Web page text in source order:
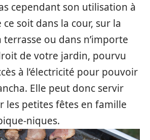
cependant son utilisation à
ce soit dans la cour, sur la
ou dans n’importe
de votre jardin, pourvu
à l’électricité pour pouvoir
Elle peut donc servir
les petites fêtes en famille
niques.